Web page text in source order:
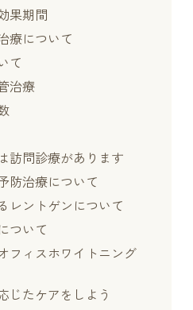
果期間
療について
て
治療
訪問診療があります
防治療について
レントゲンについて
ついて
フィスホワイトニング
じたケアをしよう